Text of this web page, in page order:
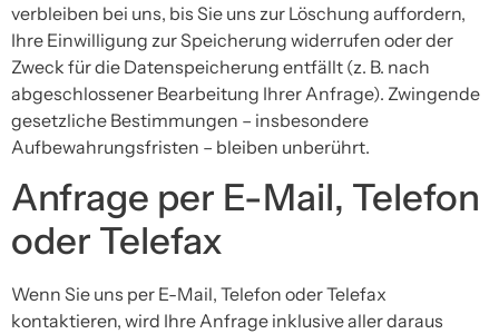
verbleiben bei uns, bis Sie uns zur Löschung auffordern,
Ihre Einwilligung zur Speicherung widerrufen oder der
Zweck für die Datenspeicherung entfällt (z. B. nach
abgeschlossener Bearbeitung Ihrer Anfrage). Zwingende
gesetzliche Bestimmungen – insbesondere
Aufbewahrungsfristen – bleiben unberührt.
Anfrage per E-Mail, Telefon
oder Telefax
Wenn Sie uns per E-Mail, Telefon oder Telefax
kontaktieren, wird Ihre Anfrage inklusive aller daraus